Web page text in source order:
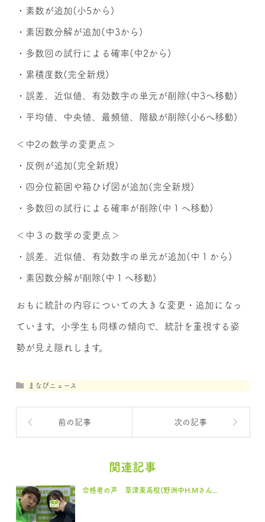
・素数が追加(小5から)
・素因数分解が追加(中3から)
・多数回の試行による確率(中2から)
・累積度数(完全新規)
・誤差、近似値、有効数字の単元が削除(中3へ移動)
・平均値、中央値、最頻値、階級が削除(小6へ移動)
＜中2の数学の変更点＞
・反例が追加(完全新規)
・四分位範囲や箱ひげ図が追加(完全新規)
・多数回の試行による確率が削除(中１へ移動)
＜中３の数学の変更点＞
・誤差、近似値、有効数字の単元が追加(中１から)
・素因数分解が削除(中１へ移動)
おもに統計の内容についての大きな変更・追加になっ
ています。小学生も同様の傾向で、統計を重視する姿
勢が見え隠れします。
まなびニュース
前の記事 次の記事
関連記事
合格者の声 草津東高校(野洲中H.Mさん...